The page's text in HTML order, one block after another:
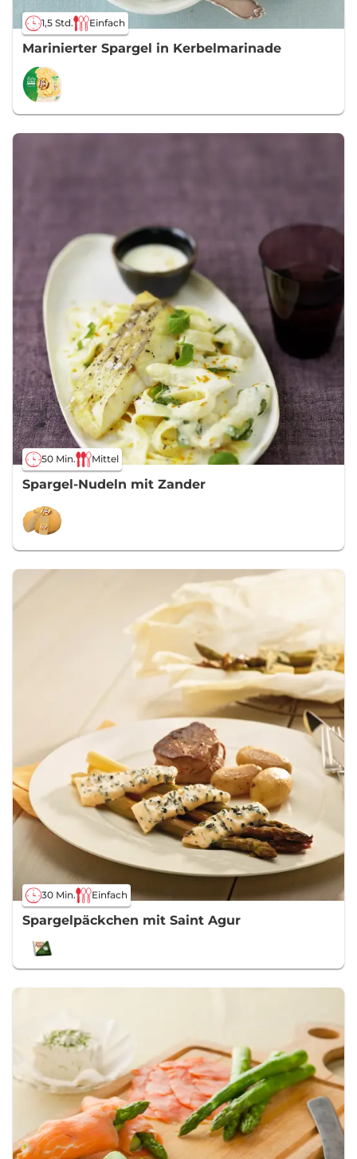
1,5 Std. Einfach
Marinierter Spargel in Kerbelmarinade
50 Min. Mittel
Spargel-Nudeln mit Zander
30 Min. Einfach
Spargelpäckchen mit Saint Agur